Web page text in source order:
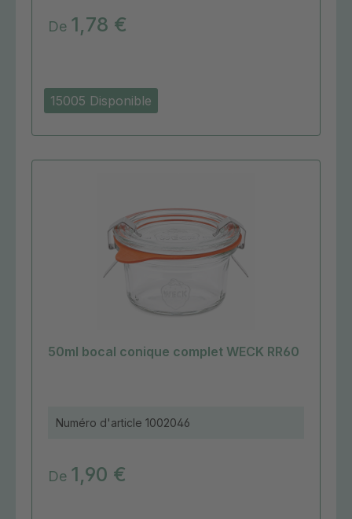
15005 Disponible
De 1,78 €
50ml bocal conique complet WECK RR60
Numéro d'article 1002046
De 1,90 €